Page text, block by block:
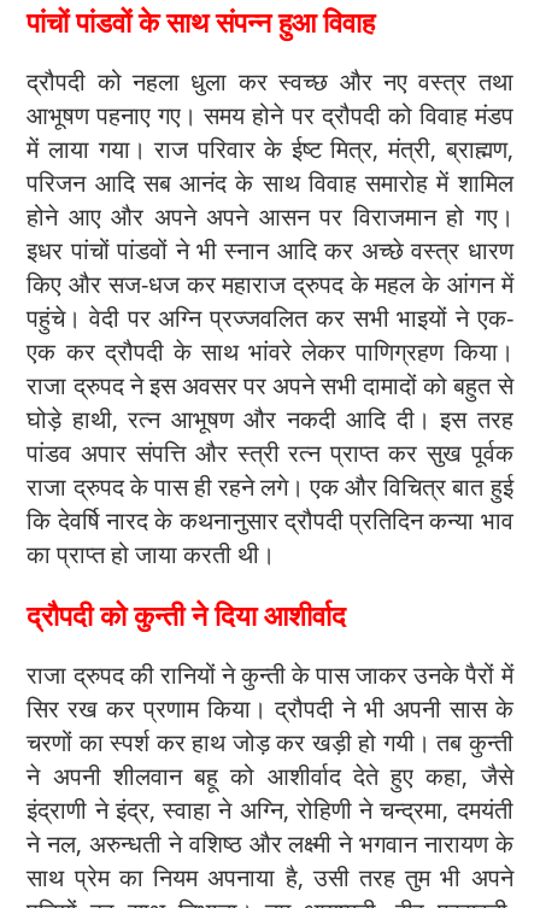
पांचों पांडवों के साथ संपन्न हुआ विवाह
द्रौपदी को नहला धुला कर स्वच्छ और नए वस्त्र तथा
आभूषण पहनाए गए। समय होने पर द्रौपदी को विवाह मंडप
में लाया गया। राज परिवार के ईष्ट मित्र, मंत्री, ब्राह्मण,
परिजन आदि सब आनंद के साथ विवाह समारोह में शामिल
होने आए और अपने अपने आसन पर विराजमान हो गए।
इधर पांचों पांडवों ने भी स्नान आदि कर अच्छे वस्त्र धारण
किए और सज-धज कर महाराज द्रुपद के महल के आंगन में
पहुंचे। वेदी पर अग्नि प्रज्जवलित कर सभी भाइयों ने एक-
एक कर द्रौपदी के साथ भांवरे लेकर पाणिग्रहण किया।
राजा द्रुपद ने इस अवसर पर अपने सभी दामादों को बहुत से
घोड़े हाथी, रत्न आभूषण और नकदी आदि दी। इस तरह
पांडव अपार संपत्ति और स्त्री रत्न प्राप्त कर सुख पूर्वक
राजा द्रुपद के पास ही रहने लगे। एक और विचित्र बात हुई
कि देवर्षि नारद के कथनानुसार द्रौपदी प्रतिदिन कन्या भाव
का प्राप्त हो जाया करती थी।
द्रौपदी को कुन्ती ने दिया आशीर्वाद
राजा द्रुपद की रानियों ने कुन्ती के पास जाकर उनके पैरों में
सिर रख कर प्रणाम किया। द्रौपदी ने भी अपनी सास के
चरणों का स्पर्श कर हाथ जोड़ कर खड़ी हो गयी। तब कुन्ती
ने अपनी शीलवान बहू को आशीर्वाद देते हुए कहा, जैसे
इंद्राणी ने इंद्र, स्वाहा ने अग्नि, रोहिणी ने चन्द्रमा, दमयंती
ने नल, अरुन्धती ने वशिष्ठ और लक्ष्मी ने भगवान नारायण के
साथ प्रेम का नियम अपनाया है, उसी तरह तुम भी अपने